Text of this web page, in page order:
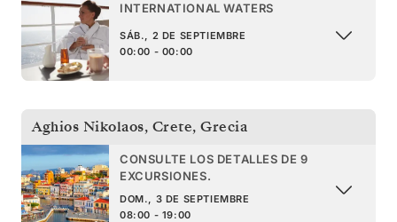
INTERNATIONAL WATERS
SÁB., 2 DE SEPTIEMBRE
00:00 - 00:00
Aghios Nikolaos, Crete, Grecia
CONSULTE LOS DETALLES DE 9
EXCURSIONES.
DOM., 3 DE SEPTIEMBRE
08:00 - 19:00